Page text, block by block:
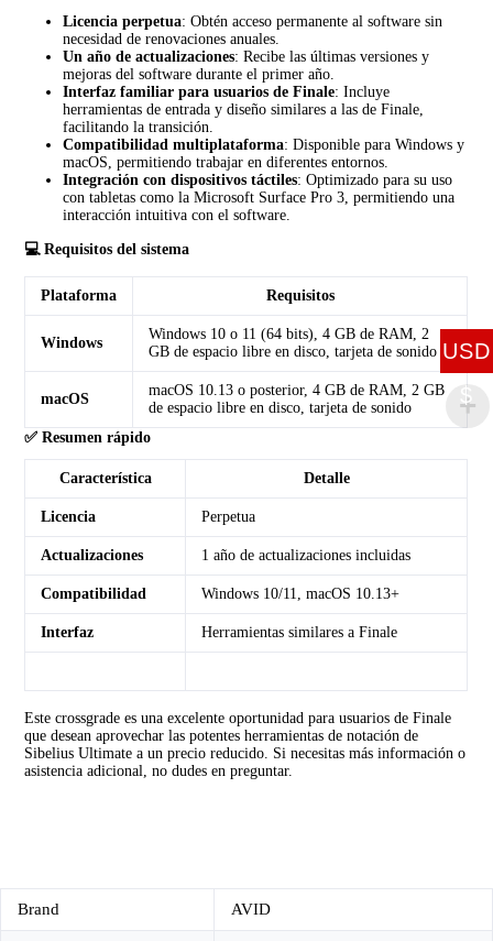
Licencia perpetua:Obtén acceso permanente al software sin
necesidad de renovaciones anuales.
Un año de actualizaciones:Recibe las últimas versiones y
mejoras del software durante el primer año.
Interfaz familiar para usuarios de Finale:Incluye
herramientas de entrada y diseño similares a las de Finale,
facilitando la transición.
Compatibilidad multiplataforma:Disponible para Windows y
macOS, permitiendo trabajar en diferentes entornos.
Integración con dispositivos táctiles:Optimizado para su uso
con tabletas como la Microsoft Surface Pro 3, permitiendo una
interacción intuitiva con el software.
💻 Requisitos del sistema
Plataforma Requisitos
Windows
Windows 10 o 11 (64 bits), 4 GB de RAM, 2
GB de espacio libre en disco, tarjeta de sonido
macOS
macOS 10.13 o posterior, 4 GB de RAM, 2 GB
de espacio libre en disco, tarjeta de sonido
✅ Resumen rápido
Característica Detalle
Licencia Perpetua
Actualizaciones 1 año de actualizaciones incluidas
Compatibilidad Windows 10/11, macOS 10.13+
Interfaz Herramientas similares a Finale
Este crossgrade es una excelente oportunidad para usuarios de Finale
que desean aprovechar las potentes herramientas de notación de
Sibelius Ultimate a un precio reducido. Si necesitas más información o
asistencia adicional, no dudes en preguntar.
Brand AVID
USD
$